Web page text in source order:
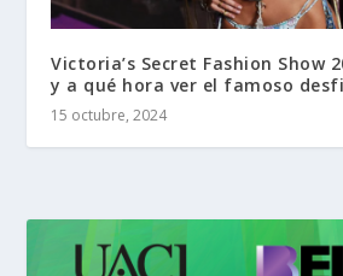
Victoria’s Secret Fashion Show
y a qué hora ver el famoso
15 octubre, 2024